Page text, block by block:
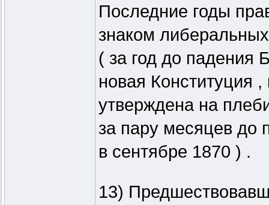
Последние годы
знаком
( за год до падения
новая Конституция
утверждена на
за пару месяцев до
в сентябре 1870 ) .
13)